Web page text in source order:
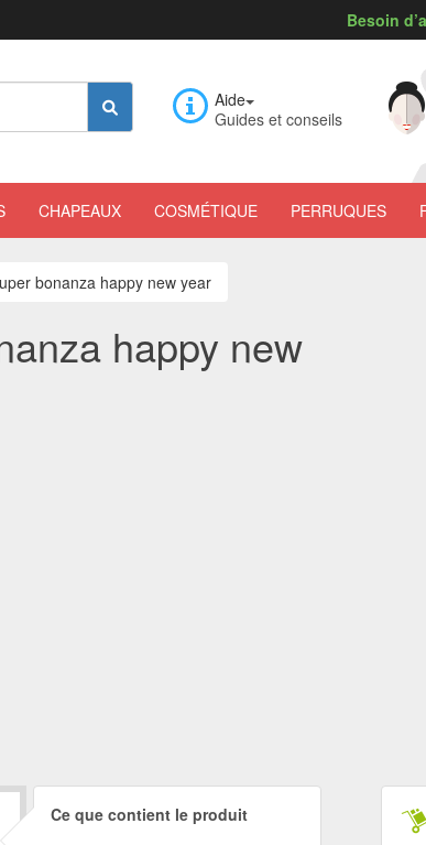
Besoin
Aide
Guides et conseils
CHAPEAUX COSMÉTIQUE PERRUQUES
bonanza happy new year
happy new
Ce que contient le produit